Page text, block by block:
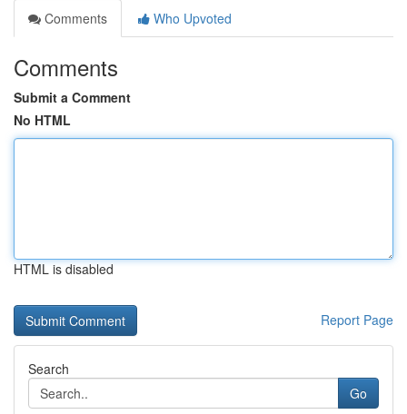
Comments
Who Upvoted
Comments
Submit a Comment
No HTML
HTML is disabled
Report Page
Search
Go